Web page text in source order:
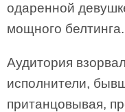
одаренной
мощного белтинга.
Аудитория
исполнители,
пританцовывая,